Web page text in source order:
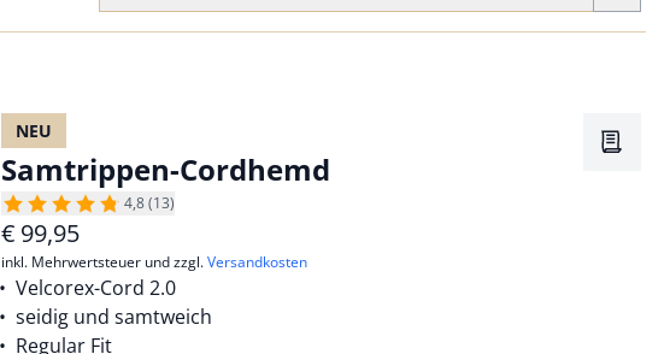
NEU
Samtrippen-Cordhemd
4,8 (13)
€ 99,95
inkl. Mehrwertsteuer und zzgl.Versandkosten
Velcorex-Cord 2.0
seidig und samtweich
Regular Fit